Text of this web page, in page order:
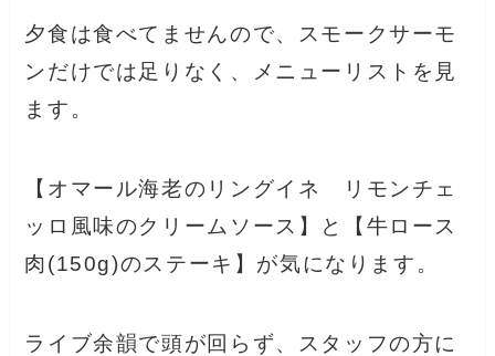
夕食は食べてませんので、スモークサーモ
ンだけでは足りなく、メニューリストを見
ます。
【オマール海老のリングイネ リモンチェ
ッロ風味のクリームソース】と【牛ロース
肉(150g)のステーキ】が気になります。
ライブ余韻で頭が回らず、スタッフの方に